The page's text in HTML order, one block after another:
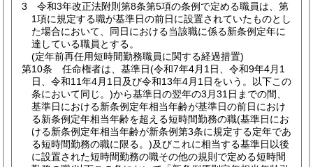
3
令和3年改正法附則第8条第5項の条例で定める職員は、第
1項に規定する職が基準日の前日に設置されていたものとし
た場合において、同日における当該職に係る新条例定年に
達している職員とする。
(定年前再任用短時間勤務職員に関する経過措置)
第10条
任命権者は、基準日(令和7年4月1日、令和9年4月1
日、令和11年4月1日及び令和13年4月1日をいう。以下この
条において同じ。)から基準日の翌年の3月31日までの間、
基準日における新条例定年相当年齢が基準日の前日におけ
る新条例定年相当年齢を超える短時間勤務の職(基準日にお
ける新条例定年相当年齢が新条例第3条に規定する定年であ
る短時間勤務の職に限る。)及びこれに相当する基準日以後
に設置された短時間勤務の職その他の規則で定める短時間